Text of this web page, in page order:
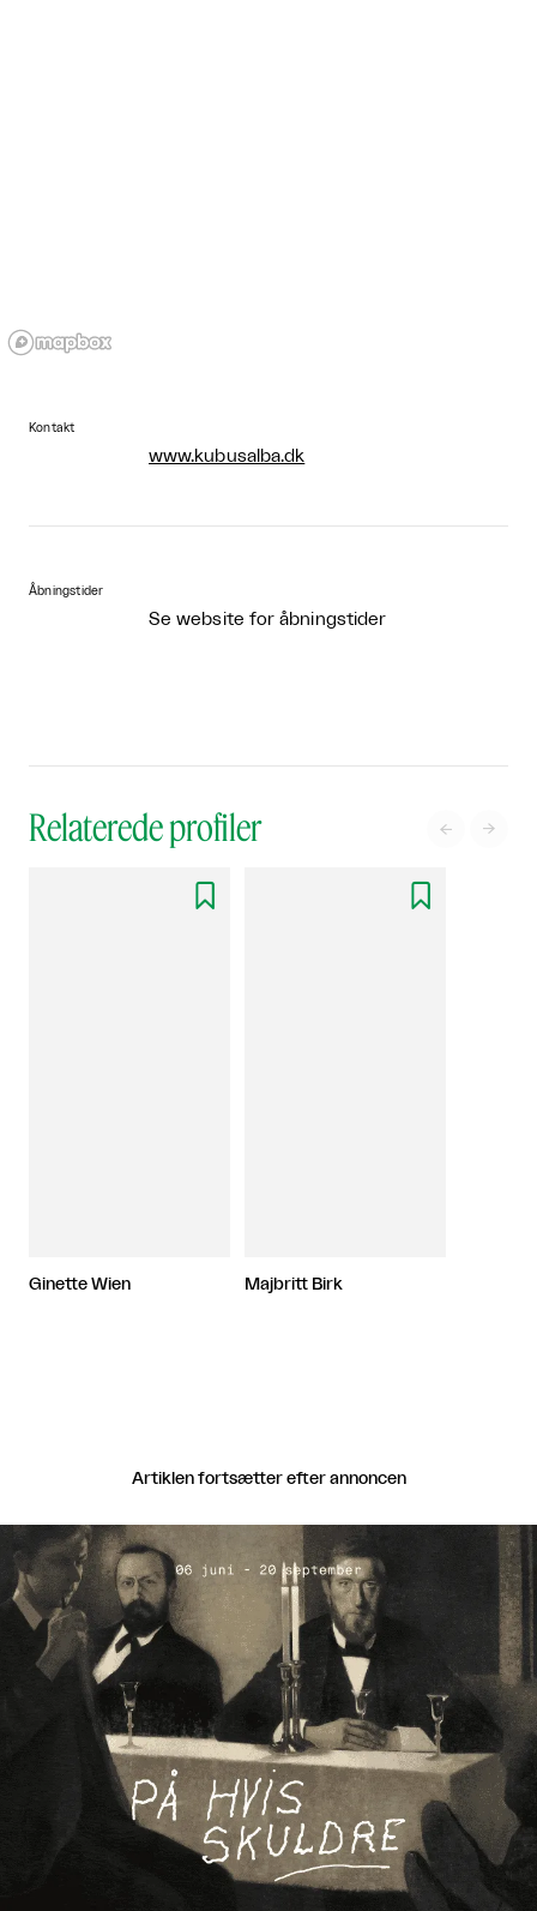
Kontakt
www.kubusalba.dk
Åbningstider
Se website for åbningstider
Relaterede profiler  

Ginette Wien

Majbritt Birk
Artiklen fortsætter efter annoncen